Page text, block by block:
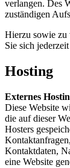
verlangen. Des
zuständigen
Hierzu sowie zu
Sie sich
Hosting
Externes
Diese Website
die auf dieser
Hosters
Kontaktdaten,
eine Website